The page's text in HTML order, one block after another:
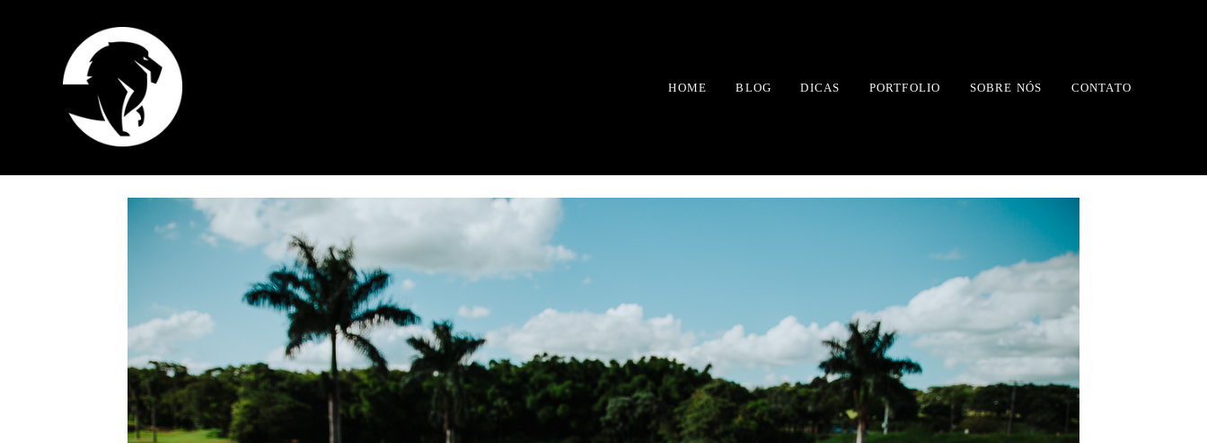
HOME BLOG DICAS PORTFOLIO SOBRE NÓS CONTATO